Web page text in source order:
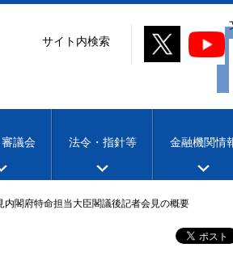
サイト内検索
議会 法令・指針等 金融機関情
内閣府特命担当大臣閣議後記者会見の概要